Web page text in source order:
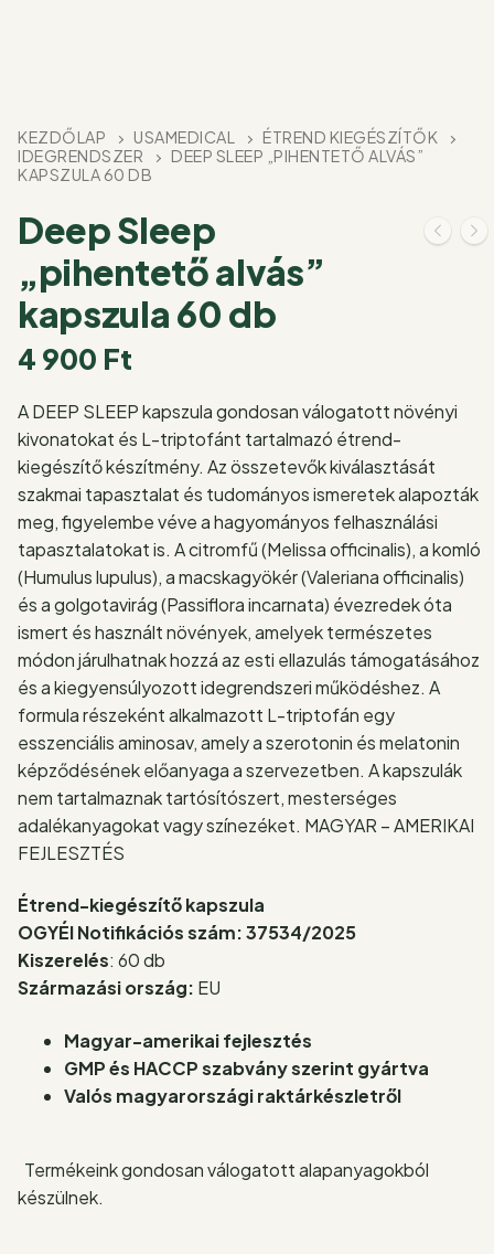
KEZDŐLAP USAMEDICAL
ÉTREND KIEGÉSZÍTŐK
IDEGRENDSZER
DEEP SLEEP „PIHENTETŐ ALVÁS”
KAPSZULA 60 DB
Deep Sleep
„pihentető alvás”
kapszula 60 db
4 900 Ft
A DEEP SLEEP kapszula gondosan válogatott növényi
kivonatokat és L-triptofánt tartalmazó étrend-
kiegészítő készítmény. Az összetevők kiválasztását
szakmai tapasztalat és tudományos ismeretek alapozták
meg, figyelembe véve a hagyományos felhasználási
tapasztalatokat is. A citromfű (Melissa officinalis), a komló
(Humulus lupulus), a macskagyökér (Valeriana officinalis)
és a golgotavirág (Passiflora incarnata) évezredek óta
ismert és használt növények, amelyek természetes
módon járulhatnak hozzá az esti ellazulás támogatásához
és a kiegyensúlyozott idegrendszeri működéshez. A
formula részeként alkalmazott L-triptofán egy
esszenciális aminosav, amely a szerotonin és melatonin
képződésének előanyaga a szervezetben. A kapszulák
nem tartalmaznak tartósítószert, mesterséges
adalékanyagokat vagy színezéket. MAGYAR – AMERIKAI
FEJLESZTÉS
Étrend-kiegészítő kapszula
OGYÉI Notifikációs szám: 37534/2025
Kiszerelés: 60 db
Származási ország: EU
Magyar-amerikai fejlesztés
GMP és HACCP szabvány szerint gyártva
Valós magyarországi raktárkészletről
Termékeink gondosan válogatott alapanyagokból
készülnek.